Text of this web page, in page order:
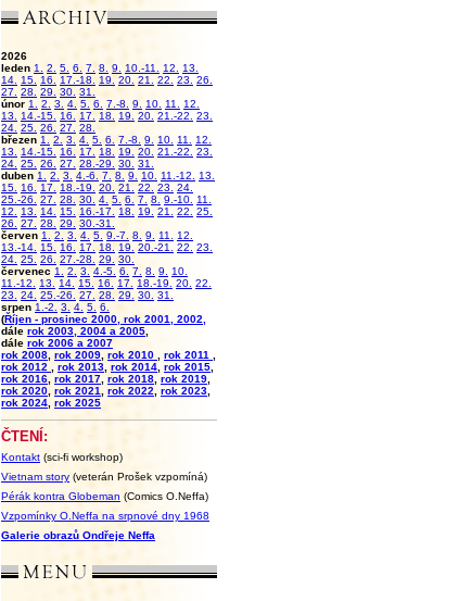
2026
leden 1. 2. 5. 6. 7. 8. 9. 10.-11. 12.
13.
14.
15. 16. 17.-18. 19. 20. 21. 22. 23.
26.
27.
28. 29. 30. 31.
únor 1. 2. 3. 4. 5. 6. 7.-8. 9. 10. 11.
12.
13.
14.-15. 16. 17. 18. 19. 20. 21.-22.
23.
24. 25. 26. 27.
28.
březen 1. 2. 3. 4. 5. 6. 7.-8. 9. 10. 11.
12.
13.
14.-15. 16. 17. 18. 19. 20. 21.-22.
23.
24. 25. 26. 27. 28.-29. 30. 31.
duben 1. 2. 3. 4.-6. 7. 8. 9. 10. 11.-12.
13.
15.
16. 17. 18.-19. 20. 21. 22. 23.
24.
25.-26.
27. 28. 30. 4. 5. 6. 7. 8. 9.-10.
11.
12.
13. 14. 15. 16.-17. 18. 19. 21. 22.
25.
26.
27. 28. 29.
30.-31.
červen 1. 2. 3. 4. 5. 9.-7. 8. 9. 11.
12.
13.-14.
15. 16. 17. 18. 19. 20.-21. 22.
23.
24. 25. 26. 27.-28. 29.
30.
červenec 1. 2. 3. 4.-5. 6. 7. 8. 9.
10.
11.-12.
13. 14. 15. 16. 17. 18.-19. 20. 22.
23.
24. 25.-26. 27. 28. 29. 30. 31.
srpen 1.-2. 3. 4. 5. 6.
(Říjen - prosinec 2000, rok 2001, 2002,
dále rok 2003, 2004 a 2005
dále rok 2006 a 2007
rok 2008 rok 2009 rok 2010 rok 2011
rok 2012
rok 2013 rok 2014 rok 2015
rok 2016 rok 2017 rok 2018 rok 2019
rok 2020 rok 2021 rok 2022 rok 2023
rok 2024 rok 2025
ČTENÍ:
Kontakt (sci-fi workshop)
Vietnam story (veterán Prošek vzpomíná)
Pérák kontra Globeman (Comics O.Neffa)
Vzpomínky O.Neffa na srpnové dny 1968
Galerie obrazů Ondřeje Neffa